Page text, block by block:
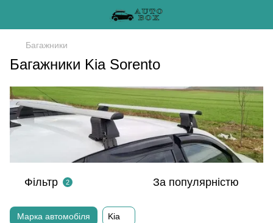
Багажники
Багажники Kia Sorento
Фільтр 2 За популярністю
Марка автомобіля Kia